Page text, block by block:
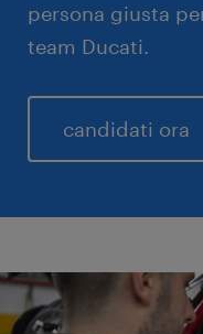
persona giusta
team Ducati.
candidati ora